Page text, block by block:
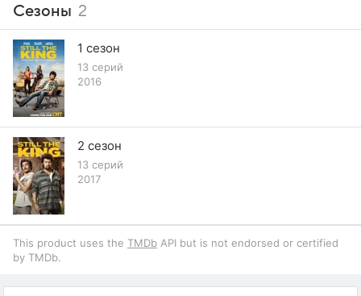
Сезоны 2
1 сезон
13 серий
2016
2 сезон
13 серий
2017
This product uses the TMDb API but is not endorsed or certified
by TMDb.